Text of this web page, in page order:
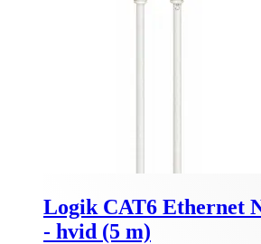
Logik CAT6 Ethernet
- hvid (5 m)